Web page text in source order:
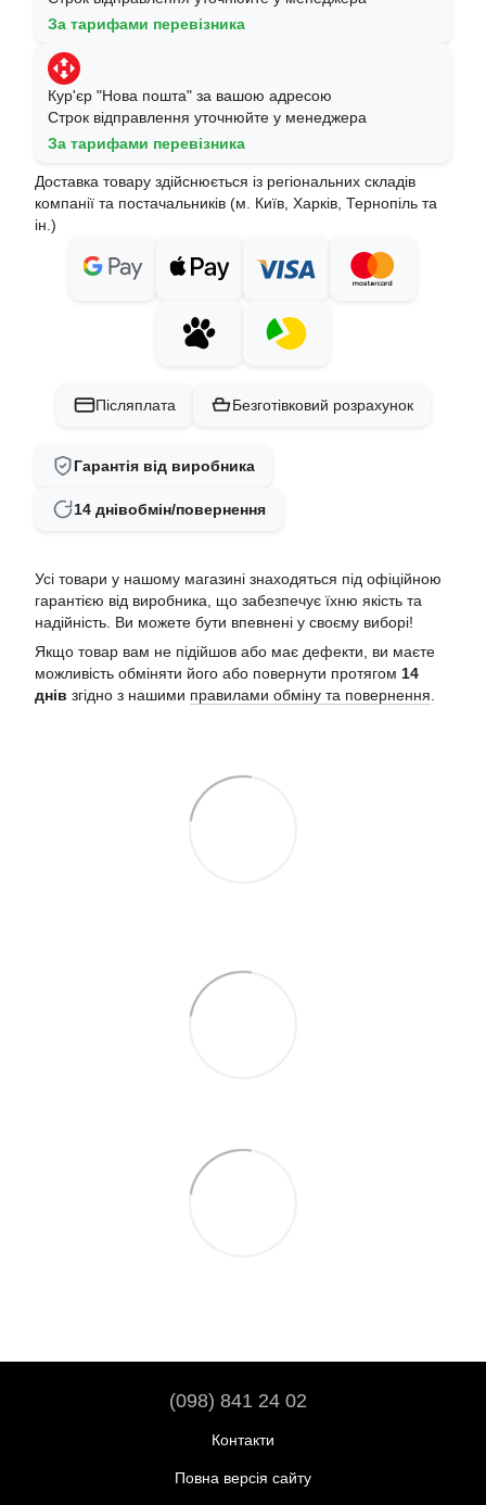
За тарифами перевізника
Кур'єр "Нова пошта" за вашою адресою
Строк відправлення уточнюйте у менеджера
За тарифами перевізника
Доставка товару здійснюється із регіональних складів
компанії та постачальників (м. Київ, Харків, Тернопіль та
ін.)
Післяплата Безготівковий розрахунок
Гарантія від виробника
14 днівобмін/повернення
Усі товари у нашому магазині знаходяться під офіційною
гарантією від виробника, що забезпечує їхню якість та
надійність. Ви можете бути впевнені у своєму виборі!
Якщо товар вам не підійшов або має дефекти, ви маєте
можливість обміняти його або повернути протягом 14
днів згідно з нашими правилами обміну та повернення
(098) 841 24 02
Контакти
Повна версія сайту